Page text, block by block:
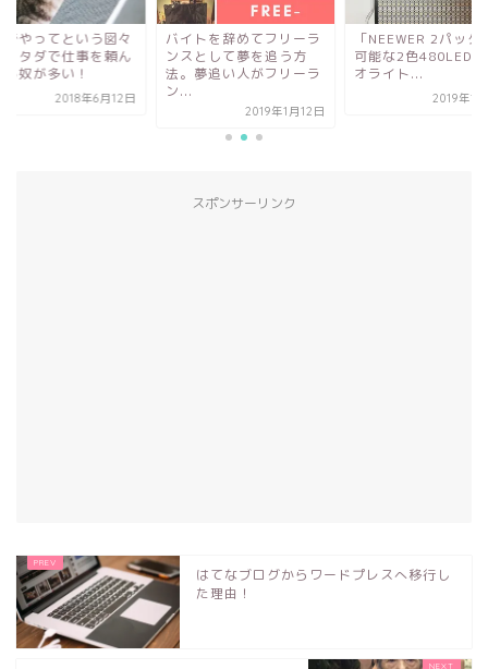
トを辞めてフリーラ
として夢を追う方
追い人がフリーラ
「NEEWER 2パック 調光
可能な2色480LED ビデ
オライト...
無料でやってという
しさ。タダで仕事を
でくる奴が多い！
2018年6
スポンサーリンク
はてなブログからワードプレスへ移行し
た理由！